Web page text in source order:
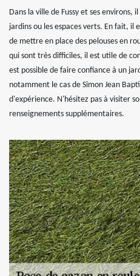
Dans la ville de Fussy et ses
jardins ou les espaces verts. En fait, il
de mettre en place des pelouses en
qui sont très difficiles, il est utile de
est possible de faire confiance à un
notamment le cas de Simon Jean
d'expérience. N'hésitez pas à visiter
renseignements supplémentaires.